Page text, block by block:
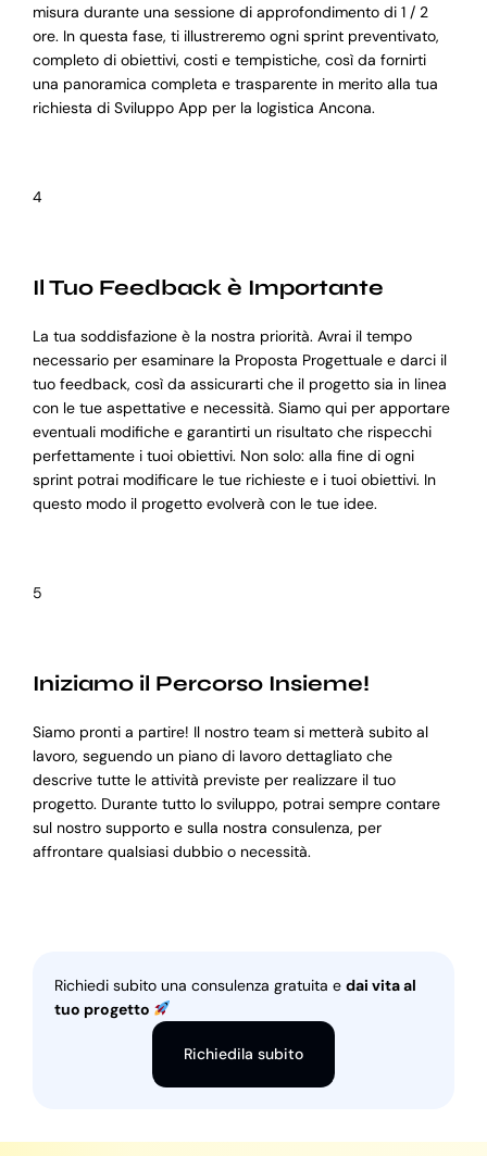
misura durante una sessione di approfondimento di 1 / 2
ore. In questa fase, ti illustreremo ogni sprint preventivato,
completo di obiettivi, costi e tempistiche, così da fornirti
una panoramica completa e trasparente in merito alla tua
richiesta di Sviluppo App per la logistica Ancona.
4
Il Tuo Feedback è Importante
La tua soddisfazione è la nostra priorità. Avrai il tempo
necessario per esaminare la Proposta Progettuale e darci il
tuo feedback, così da assicurarti che il progetto sia in linea
con le tue aspettative e necessità. Siamo qui per apportare
eventuali modifiche e garantirti un risultato che rispecchi
perfettamente i tuoi obiettivi. Non solo: alla fine di ogni
sprint potrai modificare le tue richieste e i tuoi obiettivi. In
questo modo il progetto evolverà con le tue idee.
5
Iniziamo il Percorso Insieme!
Siamo pronti a partire! Il nostro team si metterà subito al
lavoro, seguendo un piano di lavoro dettagliato che
descrive tutte le attività previste per realizzare il tuo
progetto. Durante tutto lo sviluppo, potrai sempre contare
sul nostro supporto e sulla nostra consulenza, per
affrontare qualsiasi dubbio o necessità.
Richiedi subito una consulenza gratuita e dai vita al
tuo progetto
Richiedila subito